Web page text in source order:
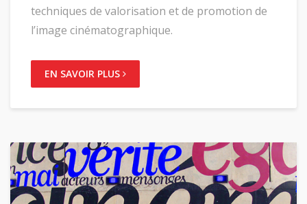
techniques de valorisation et de promotion de
l’image cinématographique.
EN SAVOIR PLUS